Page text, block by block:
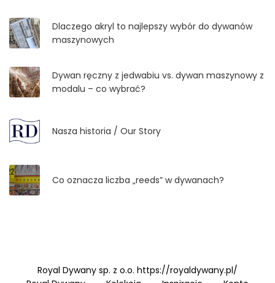
Dlaczego akryl to najlepszy wybór do dywanów
maszynowych
Dywan ręczny z jedwabiu vs. dywan maszynowy z
modalu – co wybrać?
Nasza historia / Our Story
Co oznacza liczba „reeds” w dywanach?
Royal Dywany sp. z o.o. https://royaldywany.pl/